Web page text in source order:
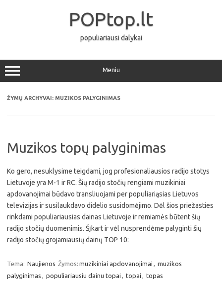
POPtop.lt
populiariausi dalykai
Meniu
ŽYMŲ ARCHYVAI: MUZIKOS PALYGINIMAS
Muzikos topų palyginimas
Ko gero, nesuklysime teigdami, jog profesionaliausios radijo stotys
Lietuvoje yra M-1 ir RC. Šių radijo stočių rengiami muzikiniai
apdovanojimai būdavo transliuojami per populiariąsias Lietuvos
televizijas ir susilaukdavo didelio susidomėjimo. Dėl šios priežasties
rinkdami populiariausias dainas Lietuvoje ir remiamės būtent šių
radijo stočių duomenimis. Šįkart ir vėl nusprendėme palyginti šių
radijo stočių grojamiausių dainų TOP 10:
Tema: Naujienos Žymos: muzikiniai apdovanojimai , muzikos
palyginimas , populiariausiu dainu topai , topai , topas